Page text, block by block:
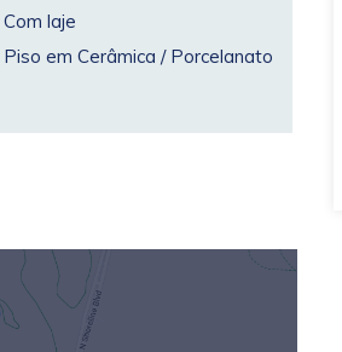
Com laje
Piso em Cerâmica / Porcelanato